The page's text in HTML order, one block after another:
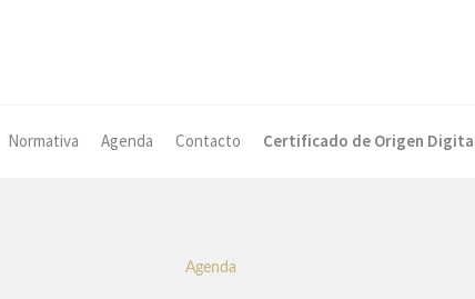
Normativa Agenda Contacto Certificado de Origen
Agenda